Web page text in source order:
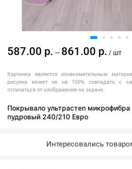
587.00 р. — 861.00 р. / шт
Картинка является ознакомительным
рисунка может не на 100% совпадать с
отличаться от изображения на экране.
Покрывало ультрастеп микрофибра
пудровый 240/210 Евро
Интересовались